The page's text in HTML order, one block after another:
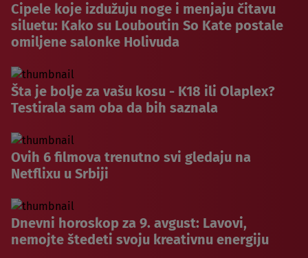
Cipele koje izdužuju noge i menjaju čitavu
siluetu: Kako su Louboutin So Kate postale
omiljene salonke Holivuda
Šta je bolje za vašu kosu - K18 ili Olaplex?
Testirala sam oba da bih saznala
Ovih 6 filmova trenutno svi gledaju na
Netflixu u Srbiji
Dnevni horoskop za 9. avgust: Lavovi,
nemojte štedeti svoju kreativnu energiju